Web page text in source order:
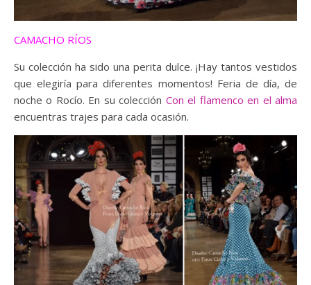
CAMACHO RÍOS
Su colección ha sido una perita dulce. ¡Hay tantos vestidos
que elegiría para diferentes momentos! Feria de día, de
noche o Rocío. En su colección Con el flamenco en el alma
encuentras trajes para cada ocasión.